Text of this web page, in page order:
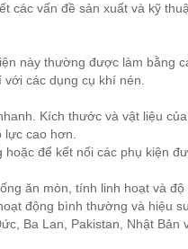
vấn đề sản xuất và kỹ
này thường được làm bằng
các dụng cụ khí nén.
Kích thước và vật liệu
cao hơn.
để kết nối các phụ kiện
ăn mòn, tính linh hoạt và
động bình thường và hiệu
Ba Lan, Pakistan, Nhật Bản